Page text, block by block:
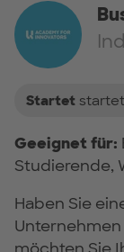
Startet
Geeignet für:
Studierende,
Haben Sie